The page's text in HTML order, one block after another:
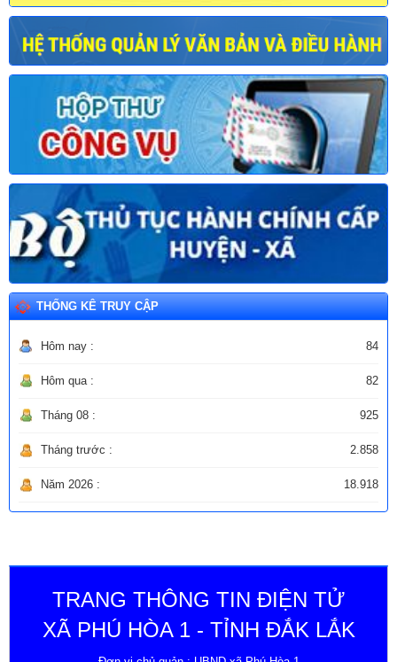
THỐNG KÊ TRUY CẬP
Hôm nay : 84
Hôm qua : 82
Tháng 08 : 925
Tháng trước : 2.858
Năm 2026 : 18.918
TRANG THÔNG TIN ĐIỆN TỬ
XÃ PHÚ HÒA 1 - TỈNH ĐẮK LẮK